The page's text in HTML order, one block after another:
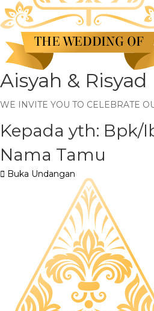
Aisyah & Risyad
WE INVITE YOU TO CELEBRATE
Kepada yth: Bpk/
Nama Tamu
Buka Undangan